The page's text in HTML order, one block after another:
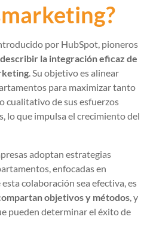
por HubSpot, pioneros
describir la integración eficaz de
. Su objetivo es alinear
para maximizar tanto
cualitativo de sus esfuerzos
lo que impulsa el crecimiento del
adoptan estrategias
enfocadas en
colaboración sea efectiva, es
objetivos y métodos, y
pueden determinar el éxito de